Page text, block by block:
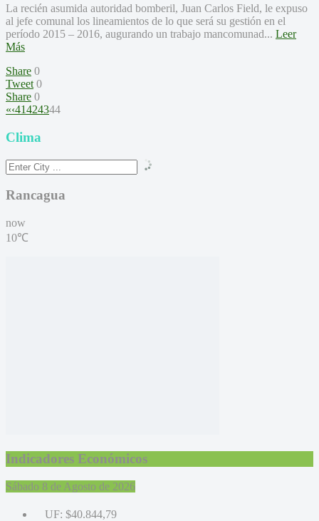
La recién asumida autoridad bomberil, Juan Carlos Field, le expuso
al jefe comunal los lineamientos de lo que será su gestión en el
período 2015 – 2016, augurando un trabajo mancomunad... Leer
Más
Share 0
Tweet 0
Share 0
«‹41424344
Clima
Rancagua
now
10℃
Indicadores Económicos
Sábado 8 de Agosto de 2026
UF: $40.844,79